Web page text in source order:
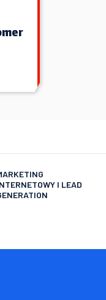
I LEAD